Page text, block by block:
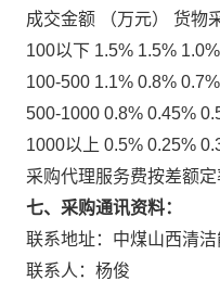
成交金额 （万元） 货物
100以下 1.5% 1.5% 1.0%
100-500 1.1% 0.8% 0.7%
500-1000 0.8% 0.45%
1000以上 0.5% 0.25%
采购代理服务费按差额定
七、采购通讯资料：
联系地址：中煤山西清洁
联系人：杨俊